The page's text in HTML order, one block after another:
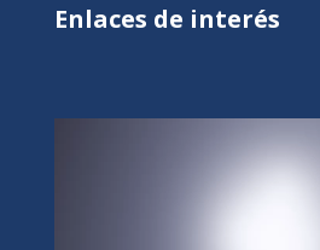
Enlaces de interés